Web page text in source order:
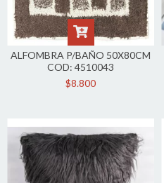
ALFOMBRA P/BAÑO 50X80CM
COD: 4510043
$8.800